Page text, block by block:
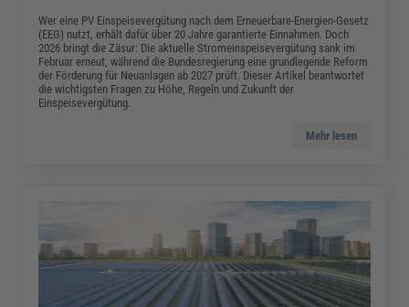
Wer eine PV Einspeisevergütung nach dem Erneuerbare-Energien-Gesetz
(EEG) nutzt, erhält dafür über 20 Jahre garantierte Einnahmen. Doch
2026 bringt die Zäsur: Die aktuelle Stromeinspeisevergütung sank im
Februar erneut, während die Bundesregierung eine grundlegende Reform
der Förderung für Neuanlagen ab 2027 prüft. Dieser Artikel beantwortet
die wichtigsten Fragen zu Höhe, Regeln und Zukunft der
Einspeisevergütung.
Mehr lesen